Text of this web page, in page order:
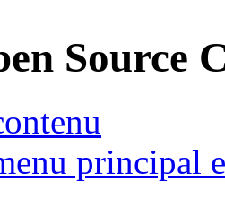
Source
principal